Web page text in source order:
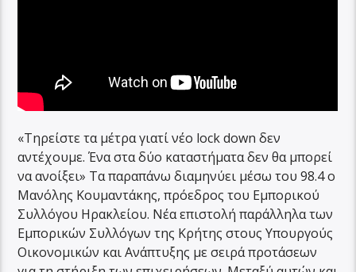
«Τηρείστε τα μέτρα γιατί νέο lock down δεν
αντέχουμε. Ένα στα δύο καταστήματα δεν θα μπορεί
να ανοίξει» Τα παραπάνω διαμηνύει μέσω του 98.4 ο
Μανόλης Κουμαντάκης, πρόεδρος του Εμπορικού
Συλλόγου Ηρακλείου. Νέα επιστολή παράλληλα των
Εμπορικών Συλλόγων της Κρήτης στους Υπουργούς
Οικονομικών και Ανάπτυξης με σειρά προτάσεων